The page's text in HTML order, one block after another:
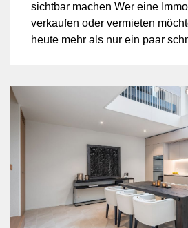
sichtbar machen Wer eine
verkaufen oder vermieten
heute mehr als nur ein paar
Websites, Google, Social
digitalen Exposé. Genau dort
sich, ob Interessenten
Besichtigung anfragen oder